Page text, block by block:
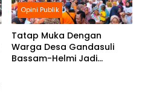
Opini Publik
Tatap Muka Dengan
Warga Desa Gandasuli
Bassam-Helmi Jadi